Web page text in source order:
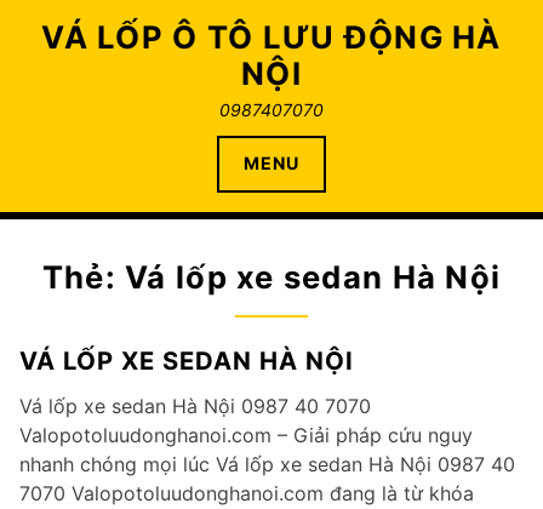
VÁ LỐP Ô TÔ LƯU ĐỘNG HÀ
NỘI
0987407070
MENU
Thẻ:Vá lốp xe sedan Hà Nội
VÁ LỐP XE SEDAN HÀ NỘI
Vá lốp xe sedan Hà Nội 0987 40 7070
Valopotoluudonghanoi.com – Giải pháp cứu nguy
nhanh chóng mọi lúc Vá lốp xe sedan Hà Nội 0987 40
7070 Valopotoluudonghanoi.com đang là từ khóa